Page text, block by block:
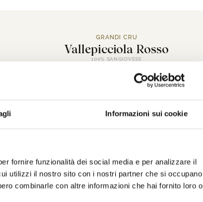
Informazioni sui cookie
fornire funzionalità dei social media e per analizzare il
utilizzi il nostro sito con i nostri partner che si occupano
combinarle con altre informazioni che hai fornito loro o
GRANDI CRU
Vallepicciola Rosso
100% SANGIOVESE